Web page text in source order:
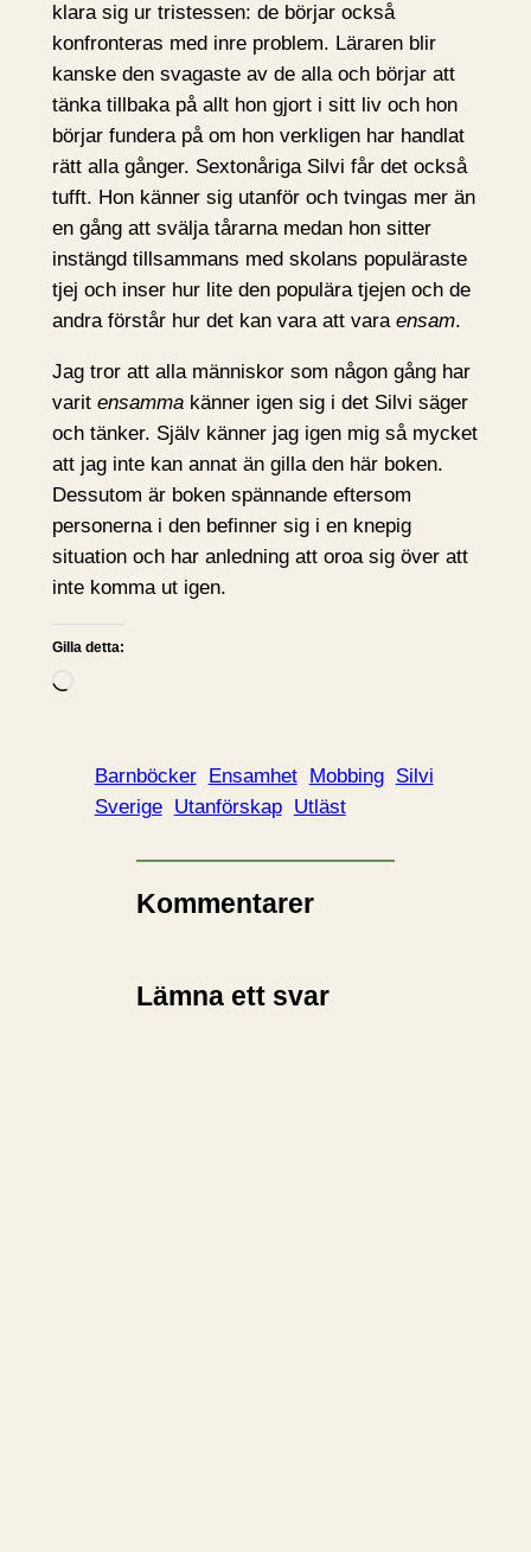
klara sig ur tristessen: de börjar också
konfronteras med inre problem. Läraren blir
kanske den svagaste av de alla och börjar att
tänka tillbaka på allt hon gjort i sitt liv och hon
börjar fundera på om hon verkligen har handlat
rätt alla gånger. Sextonåriga Silvi får det också
tufft. Hon känner sig utanför och tvingas mer än
en gång att svälja tårarna medan hon sitter
instängd tillsammans med skolans populäraste
tjej och inser hur lite den populära tjejen och de
andra förstår hur det kan vara att vara ensam.
Jag tror att alla människor som någon gång har
varit ensammakänner igen sig i det Silvi säger
och tänker. Själv känner jag igen mig så mycket
att jag inte kan annat än gilla den här boken.
Dessutom är boken spännande eftersom
personerna i den befinner sig i en knepig
situation och har anledning att oroa sig över att
inte komma ut igen.
Gilla detta:
L
Barnböcker Ensamhet Mobbing Silvi
Sverige Utanförskap Utläst
Kommentarer
Lämna ett svar